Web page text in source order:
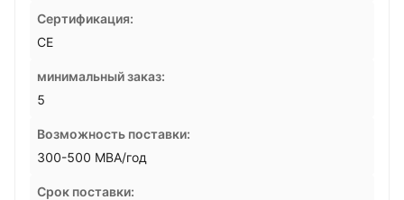
Сертификация:
CE
минимальный заказ:
5
Возможность поставки:
300-500 МВА/год
Срок поставки: